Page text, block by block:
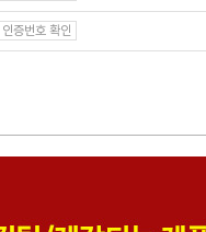
인증번호 확인